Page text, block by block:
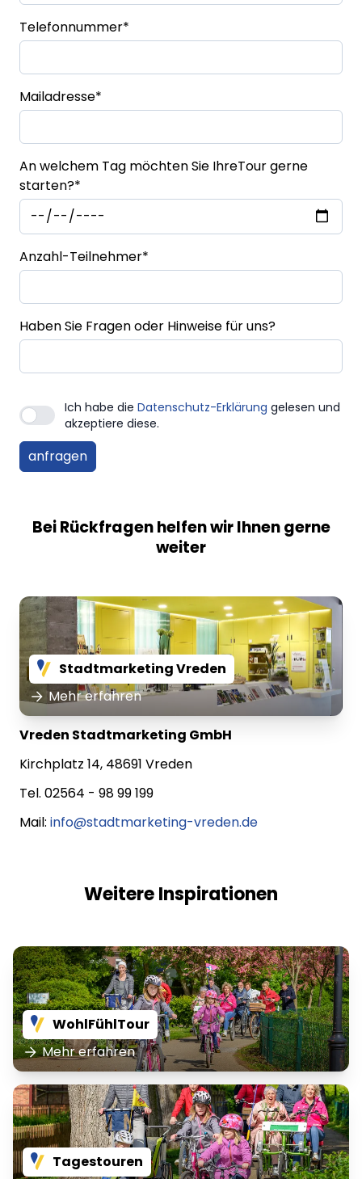
Telefonnummer*
Mailadresse*
An welchem Tag möchten Sie IhreTour gerne
starten?*
Anzahl-Teilnehmer*
Haben Sie Fragen oder Hinweise für uns?
Ich habe die Datenschutz-Erklärung gelesen und
akzeptiere diese.
Bei Rückfragen helfen wir Ihnen gerne
weiter
Stadtmarketing Vreden
Mehr erfahren
Vreden Stadtmarketing GmbH
Kirchplatz 14, 48691 Vreden
Tel. 02564 - 98 99 199
Mail: info@stadtmarketing-vreden.de
Weitere Inspirationen
WohlFühlTour
Mehr erfahren
Tagestouren